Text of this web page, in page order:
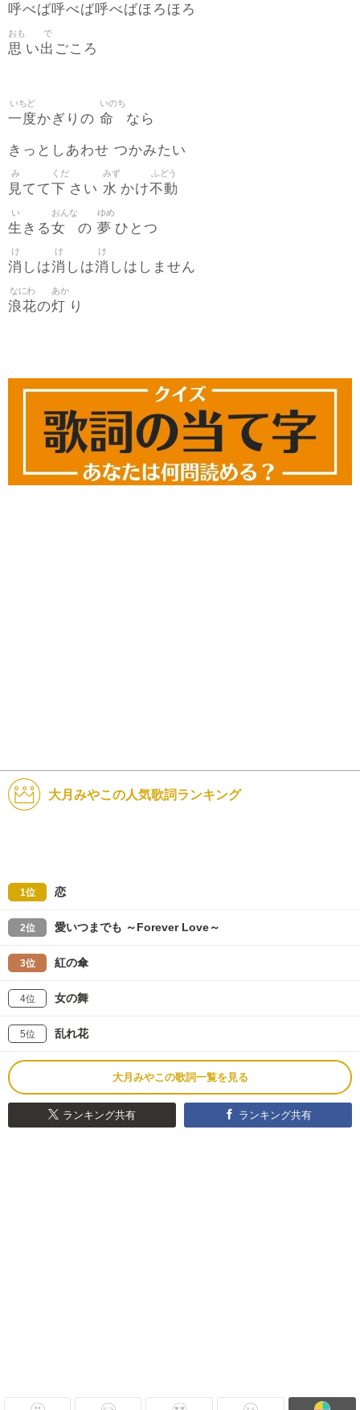
呼べば呼べば呼べばほろほろ
思
おも
い出
で
ごころ
一度
いちど
かぎりの 命
いのち
なら
きっとしあわせ つかみたい
見
み
てて下
くだ
さい 水
みず
かけ不動
ふどう
生
い
きる女
おんな
の 夢
ゆめ
ひとつ
消
け
しは消
け
しは消
け
しはしません
浪花
なにわ
の灯
あか
り
大月みやこの人気歌詞ランキング
1位 恋
2位 愛いつまでも ～Forever Love～
3位 紅の傘
4位 女の舞
5位 乱れ花
大月みやこの歌詞一覧を見る
ランキング共有 ランキング共有